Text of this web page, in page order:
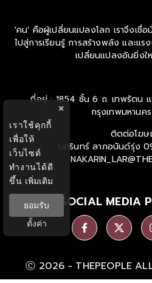
'คน' คือผู้เปลี่ยนแปลงโลก เราจึงเชื่
ไปสู่การเรียนรู้ การสร้างพลัง และแร
เปลี่ยนแปลงอันยิ่ง
ที่อยู่ : 1854 ชั้น 6 ถ. เทพรัตน แ
กรุงเทพมหานค
ติดต่อโฆ
นครินทร์ ลาภอนันด์รุ่ง
SOCIAL MEDIA
Ⓒ 2026 - THEPEOPLE
×
เราใช้คุกกี้
เพื่อให้
เว็บไซต์
ทำงานได้ดี
ขึ้น เพิ่มเติม
ยอมรับ
ตั้งค่า